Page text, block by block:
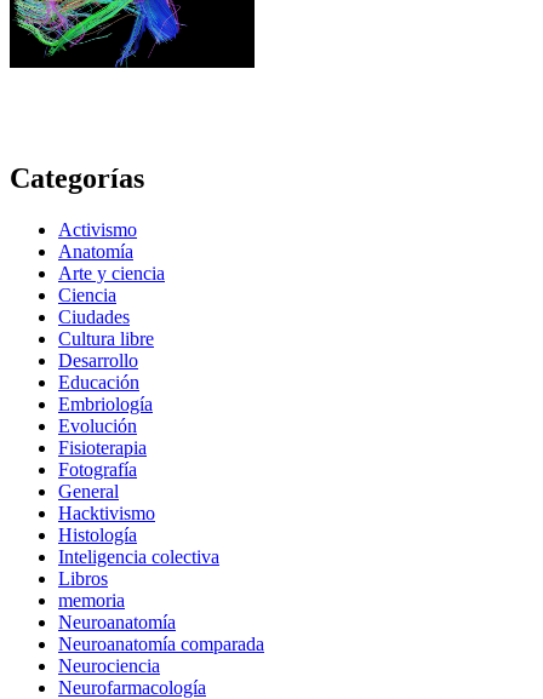
Categorías
Activismo
Anatomía
Arte y ciencia
Ciencia
Ciudades
Cultura libre
Desarrollo
Educación
Embriología
Evolución
Fisioterapia
Fotografía
General
Hacktivismo
Histología
Inteligencia colectiva
Libros
memoria
Neuroanatomía
Neuroanatomía comparada
Neurociencia
Neurofarmacología